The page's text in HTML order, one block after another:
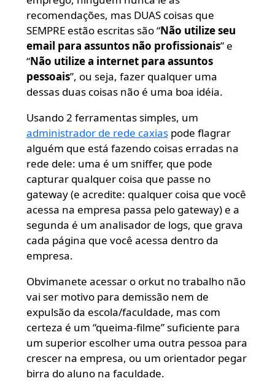
recomendações, mas DUAS coisas que
SEMPRE estão escritas são “Não utilize seu
email para assuntos não profissionais” e
“Não utilize a internet para assuntos
pessoais”, ou seja, fazer qualquer uma
dessas duas coisas não é uma boa idéia.
Usando 2 ferramentas simples, um
administrador de rede caxiaspode flagrar
alguém que está fazendo coisas erradas na
rede dele: uma é um sniffer, que pode
capturar qualquer coisa que passe no
gateway (e acredite: qualquer coisa que você
acessa na empresa passa pelo gateway) e a
segunda é um analisador de logs, que grava
cada página que você acessa dentro da
empresa.
Obvimanete acessar o orkut no trabalho não
vai ser motivo para demissão nem de
expulsão da escola/faculdade, mas com
certeza é um “queima-filme” suficiente para
um superior escolher uma outra pessoa para
crescer na empresa, ou um orientador pegar
birra do aluno na faculdade.